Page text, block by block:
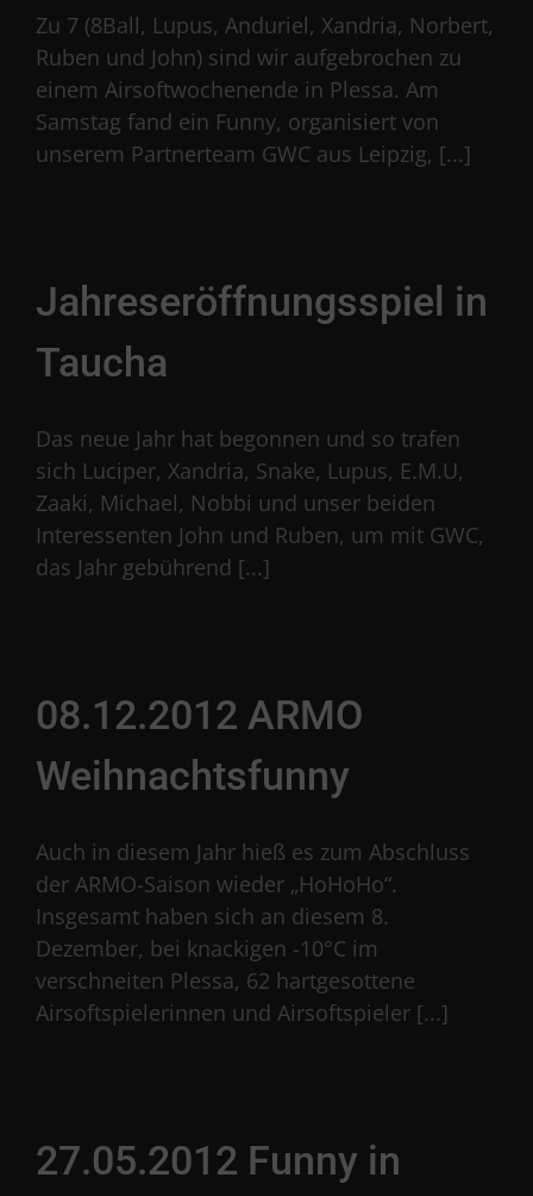
Zu 7 (8Ball, Lupus, Anduriel, Xandria, Norbert,
Ruben und John) sind wir aufgebrochen zu
einem Airsoftwochenende in Plessa. Am
Samstag fand ein Funny, organisiert von
unserem Partnerteam GWC aus Leipzig, [...]
Jahreseröffnungsspiel in
Taucha
Das neue Jahr hat begonnen und so trafen
sich Luciper, Xandria, Snake, Lupus, E.M.U,
Zaaki, Michael, Nobbi und unser beiden
Interessenten John und Ruben, um mit GWC,
das Jahr gebührend [...]
08.12.2012 ARMO
Weihnachtsfunny
Auch in diesem Jahr hieß es zum Abschluss
der ARMO-Saison wieder „HoHoHo“.
Insgesamt haben sich an diesem 8.
Dezember, bei knackigen -10°C im
verschneiten Plessa, 62 hartgesottene
Airsoftspielerinnen und Airsoftspieler [...]
27.05.2012 Funny in